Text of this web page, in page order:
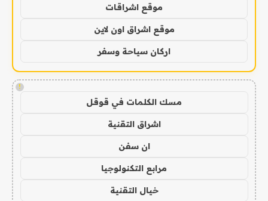
موقع اشراقات
موقع اشراق اون لاين
اركان سياحة وسفر
!
مسك الكلمات في قوقل
اشراق التقنية
ان سفن
مرابع التكنولوجيا
خيال التقنية